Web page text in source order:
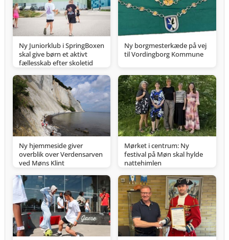
Ny Juniorklub i SpringBoxen
skal give børn et aktivt
fællesskab efter skoletid
Ny borgmesterkæde på vej
til Vordingborg Kommune
Ny hjemmeside giver
overblik over Verdensarven
ved Møns Klint
Mørket i centrum: Ny
festival på Møn skal hylde
nattehimlen